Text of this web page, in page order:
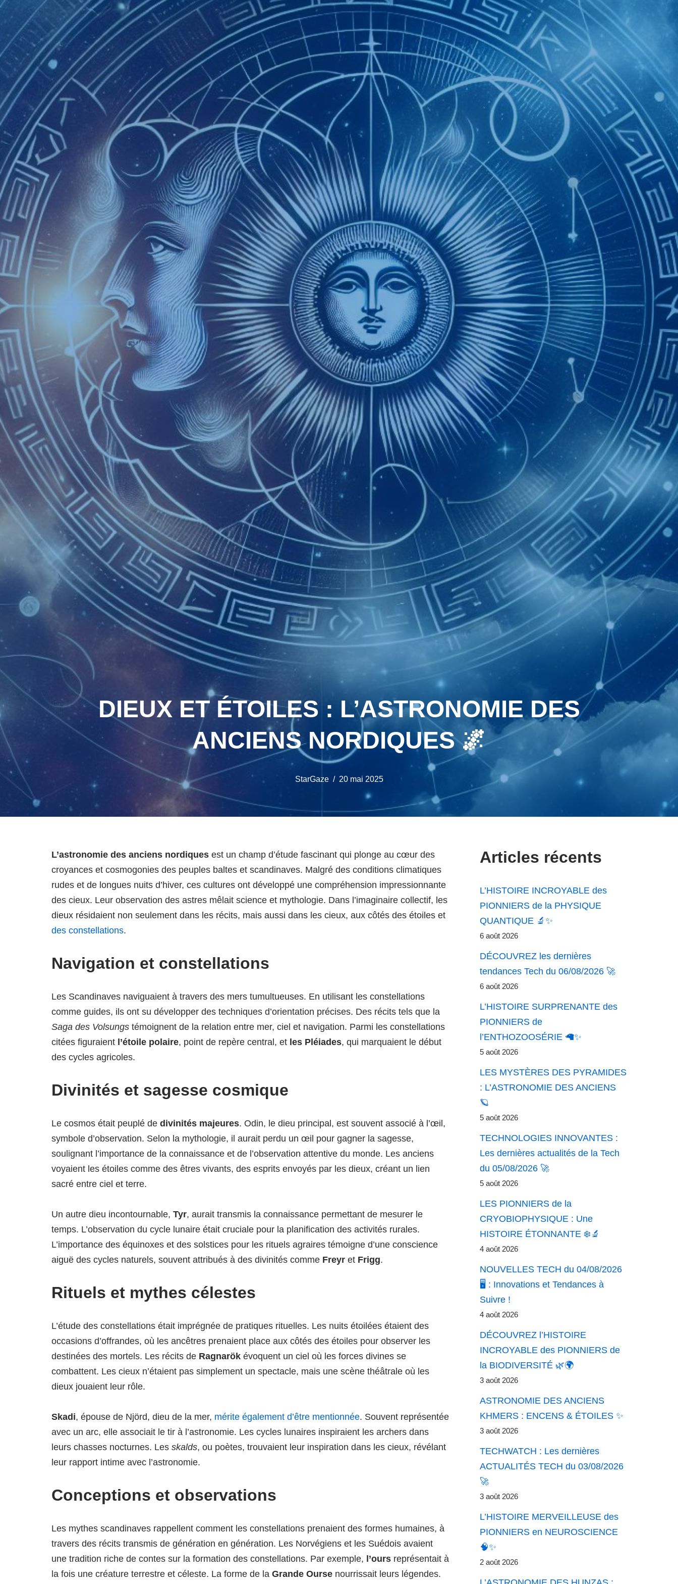
DIEUX ET ÉTOILES : L’ASTRONOMIE DES
ANCIENS NORDIQUES 🌌
StarGaze 20 mai 2025
L’astronomie des anciens nordiques est un champ d’étude fascinant qui plonge au cœur des
croyances et cosmogonies des peuples baltes et scandinaves. Malgré des conditions climatiques
rudes et de longues nuits d’hiver, ces cultures ont développé une compréhension impressionnante
des cieux. Leur observation des astres mêlait science et mythologie. Dans l’imaginaire collectif, les
dieux résidaient non seulement dans les récits, mais aussi dans les cieux, aux côtés des étoiles et
des constellations.
Navigation et constellations
Les Scandinaves naviguaient à travers des mers tumultueuses. En utilisant les constellations
comme guides, ils ont su développer des techniques d’orientation précises. Des récits tels que la
Saga des Volsungs témoignent de la relation entre mer, ciel et navigation. Parmi les constellations
citées figuraient l’étoile polaire, point de repère central, et les Pléiades, qui marquaient le début
des cycles agricoles.
Divinités et sagesse cosmique
Le cosmos était peuplé de divinités majeures. Odin, le dieu principal, est souvent associé à l’œil,
symbole d’observation. Selon la mythologie, il aurait perdu un œil pour gagner la sagesse,
soulignant l’importance de la connaissance et de l’observation attentive du monde. Les anciens
voyaient les étoiles comme des êtres vivants, des esprits envoyés par les dieux, créant un lien
sacré entre ciel et terre.
Un autre dieu incontournable, Tyr, aurait transmis la connaissance permettant de mesurer le
temps. L’observation du cycle lunaire était cruciale pour la planification des activités rurales.
L’importance des équinoxes et des solstices pour les rituels agraires témoigne d’une conscience
aiguë des cycles naturels, souvent attribués à des divinités comme Freyr et Frigg.
Rituels et mythes célestes
L’étude des constellations était imprégnée de pratiques rituelles. Les nuits étoilées étaient des
occasions d’offrandes, où les ancêtres prenaient place aux côtés des étoiles pour observer les
destinées des mortels. Les récits de Ragnarök évoquent un ciel où les forces divines se
combattent. Les cieux n’étaient pas simplement un spectacle, mais une scène théâtrale où les
dieux jouaient leur rôle.
Skadi, épouse de Njörd, dieu de la mer, mérite également d’être mentionnée. Souvent représentée
avec un arc, elle associait le tir à l’astronomie. Les cycles lunaires inspiraient les archers dans
leurs chasses nocturnes. Les skalds, ou poètes, trouvaient leur inspiration dans les cieux, révélant
leur rapport intime avec l’astronomie.
Conceptions et observations
Les mythes scandinaves rappellent comment les constellations prenaient des formes humaines, à
travers des récits transmis de génération en génération. Les Norvégiens et les Suédois avaient
une tradition riche de contes sur la formation des constellations. Par exemple, l’ours représentait à
la fois une créature terrestre et céleste. La forme de la Grande Ourse nourrissait leurs légendes.
Articles récents
L’HISTOIRE INCROYABLE des
PIONNIERS de la PHYSIQUE
QUANTIQUE 🔬✨
6 août 2026
DÉCOUVREZ les dernières
tendances Tech du 06/08/2026 🚀
6 août 2026
L’HISTOIRE SURPRENANTE des
PIONNIERS de
l’ENTHOZOOSÉRIE 🦙✨
5 août 2026
LES MYSTÈRES DES PYRAMIDES
: L’ASTRONOMIE DES ANCIENS
🪐
5 août 2026
TECHNOLOGIES INNOVANTES :
Les dernières actualités de la Tech
du 05/08/2026 🚀
5 août 2026
LES PIONNIERS de la
CRYOBIOPHYSIQUE : Une
HISTOIRE ÉTONNANTE ❄️🔬
4 août 2026
NOUVELLES TECH du 04/08/2026
🖥️ : Innovations et Tendances à
Suivre !
4 août 2026
DÉCOUVREZ l’HISTOIRE
INCROYABLE des PIONNIERS de
la BIODIVERSITÉ 🌿🌍
3 août 2026
ASTRONOMIE DES ANCIENS
KHMERS : ENCENS & ÉTOILES ✨
3 août 2026
TECHWATCH : Les dernières
ACTUALITÉS TECH du 03/08/2026
🚀
3 août 2026
L’HISTOIRE MERVEILLEUSE des
PIONNIERS en NEUROSCIENCE
🧠✨
2 août 2026